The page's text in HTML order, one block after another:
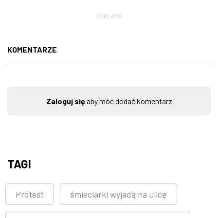
REKLAMA
KOMENTARZE
Zaloguj sięaby móc dodać komentarz
TAGI
Protest śmieciarki wyjadą na ulicę